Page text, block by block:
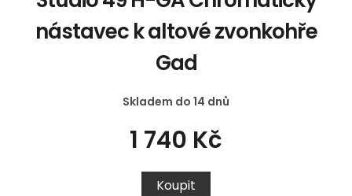
nástavec k altové zvonkohře
Gad
Skladem do 14 dnů
1 740 Kč
Koupit